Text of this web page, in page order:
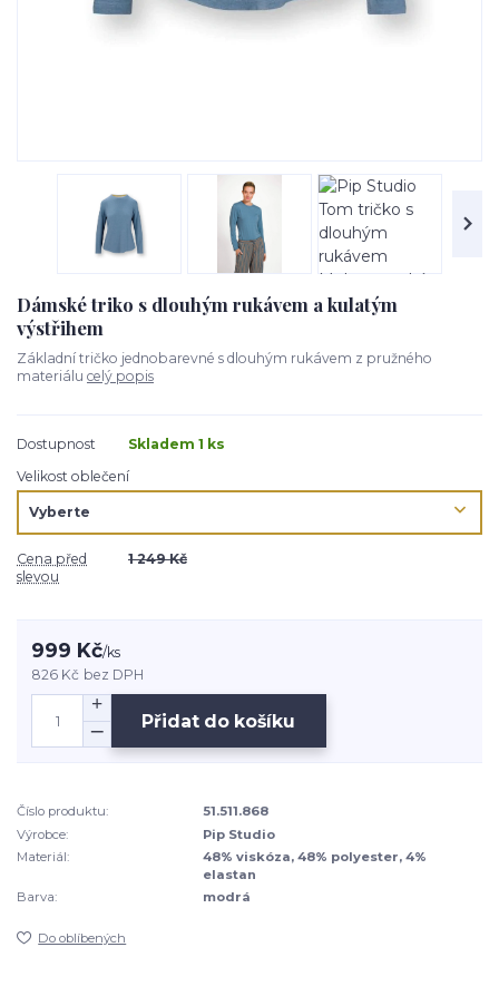
Dámské triko s dlouhým rukávem a kulatým
výstřihem
Základní tričko jednobarevné s dlouhým rukávem z pružného
materiálu celý popis
Dostupnost
Skladem 1 ks
Velikost oblečení
Cena před
slevou
1 249 Kč
999 Kč/ks
826 Kč bez DPH
Přidat do košíku
Číslo produktu:
51.511.868
Výrobce:
Pip Studio
Materiál:
48% viskóza, 48% polyester, 4%
elastan
Barva:
modrá
Do oblíbených